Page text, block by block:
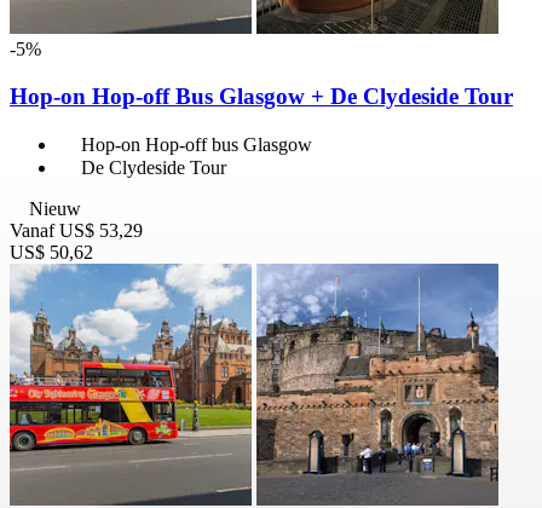
-5%
Hop-on Hop-off Bus Glasgow + De Clydeside Tour
Hop-on Hop-off bus Glasgow
De Clydeside Tour
Nieuw
Vanaf US$ 53,29
US$ 50,62